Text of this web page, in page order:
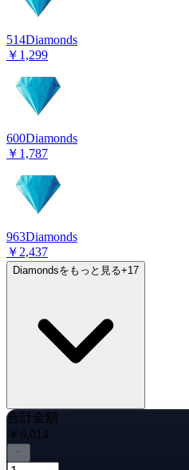
514Diamonds
￥1,299
600Diamonds
￥1,787
963Diamonds
￥2,437
Diamondsをもっと見る+17
合計金額
￥6,014